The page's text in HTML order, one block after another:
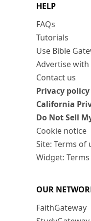
HELP
FAQs
Tutorials
Use Bible
Advertise with
Contact us
Privacy policy
California
Do Not Sell
Cookie notice
Site: Terms of
Widget:
OUR
FaithGateway